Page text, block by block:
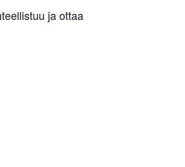
ja ottaa